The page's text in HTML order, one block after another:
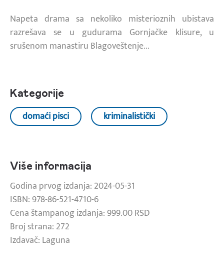
Napeta drama sa nekoliko misterioznih ubistava
razrešava se u gudurama Gornjačke klisure, u
srušenom manastiru Blagoveštenje...
Kategorije
domaći pisci kriminalistički
Više informacija
Godina prvog izdanja: 2024-05-31
ISBN: 978-86-521-4710-6
Cena štampanog izdanja: 999.00 RSD
Broj strana: 272
Izdavač: Laguna